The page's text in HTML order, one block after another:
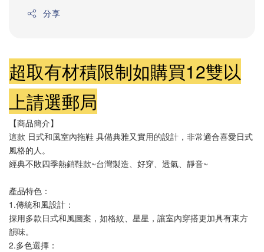
分享
超取有材積限制如購買12雙以
上請選郵局
【商品簡介】
這款 日式和風室內拖鞋 具備典雅又實用的設計，非常適合喜愛日式
風格的人。
經典不敗四季熱銷鞋款~台灣製造、好穿、透氣、靜音~
產品特色：
1.傳統和風設計：
採用多款日式和風圖案，如格紋、星星，讓室內穿搭更加具有東方
韻味。
2.多色選擇：